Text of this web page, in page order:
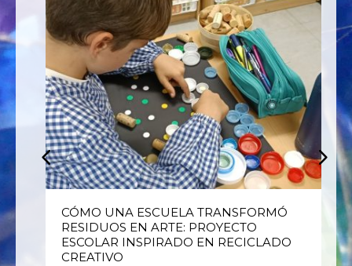
CÓMO UNA ESCUELA TRANSFORMÓ
RESIDUOS EN ARTE: PROYECTO
ESCOLAR INSPIRADO EN RECICLADO
CREATIVO